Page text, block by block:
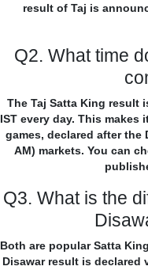
result of Taj is
Q2. What time
The Taj Satta King result
IST every day. This
games, declared after the
AM) markets. You can
Q3. What is the
Both are popular Satta
Disawar result is declared